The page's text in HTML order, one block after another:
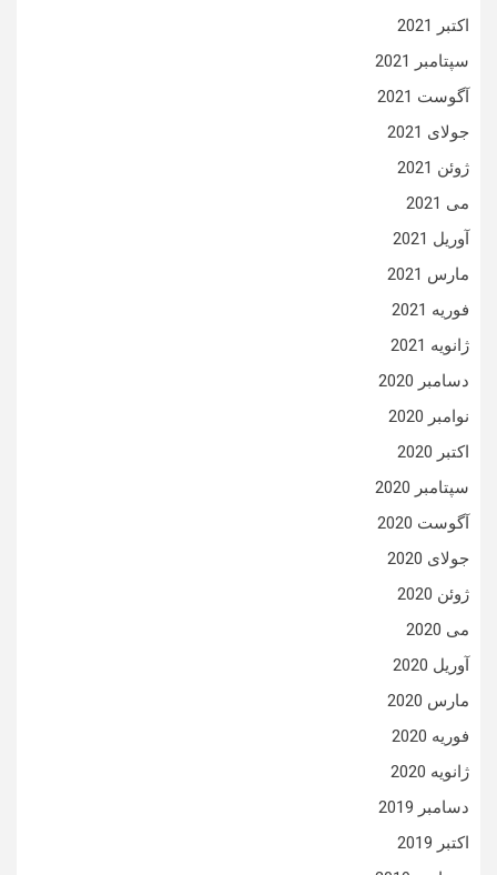
اکتبر 2021
سپتامبر 2021
آگوست 2021
جولای 2021
ژوئن 2021
می 2021
آوریل 2021
مارس 2021
فوریه 2021
ژانویه 2021
دسامبر 2020
نوامبر 2020
اکتبر 2020
سپتامبر 2020
آگوست 2020
جولای 2020
ژوئن 2020
می 2020
آوریل 2020
مارس 2020
فوریه 2020
ژانویه 2020
دسامبر 2019
اکتبر 2019